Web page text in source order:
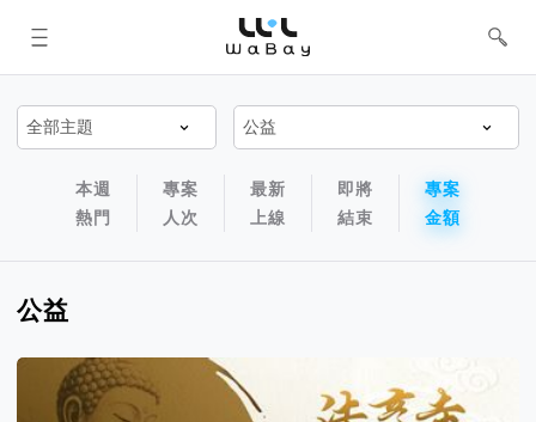
WaBay 挖貝 | 台灣最值得信賴的群眾
集資 / 群眾募資平台
專案排序以及過濾篩選器
專案排序導航欄
本週
熱門
專案
人次
最新
上線
即將
結束
專案
金額
公益